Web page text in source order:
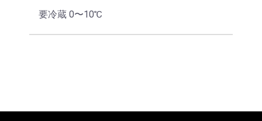
要冷蔵 0〜10℃